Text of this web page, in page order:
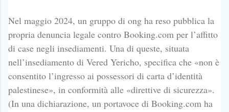
Nel maggio 2024, un gruppo di ong ha reso pubblica la
propria denuncia legale contro Booking.com per l’affitto
di case negli insediamenti. Una di queste, situata
nell’insediamento di Vered Yericho, specifica che «non è
consentito l’ingresso ai possessori di carta d’identità
palestinese», in conformità alle «direttive di sicurezza».
(In una dichiarazione, un portavoce di Booking.com ha